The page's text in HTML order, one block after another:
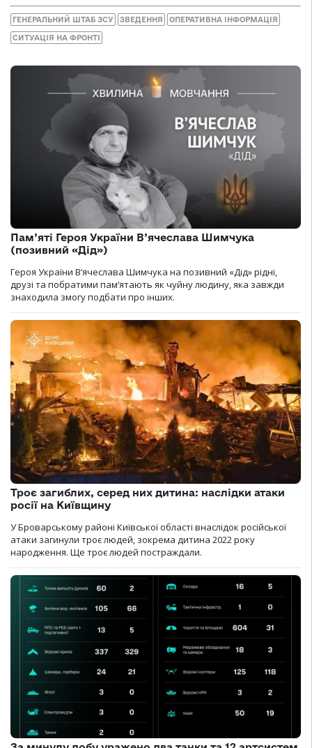
ГЕНЕРАЛЬНИЙ ШТАБ ЗСУ ЗВЕДЕННЯ ОПЕРАТИВНА ІНФОРМАЦІЯ
СИТУАЦІЯ НА ФРОНТІ
Пам’яті Героя України В’ячеслава Шимчука
(позивний «Дід»)
Героя України В’ячеслава Шимчука на позивний «Дід» рідні,
друзі та побратими пам’ятають як чуйну людину, яка завжди
знаходила змогу подбати про інших.
Троє загиблих, серед них дитина: наслідки атаки
росії на Київщину
У Броварському районі Київської області внаслідок російської
атаки загинули троє людей, зокрема дитина 2022 року
народження. Ще троє людей постраждали.